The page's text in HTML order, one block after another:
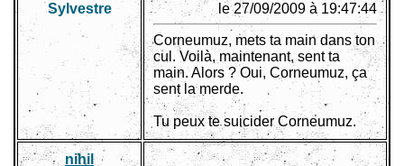
Sylvestre le 27/09/2009 à 19:47:44
Corneumuz, mets ta main dans ton
cul. Voilà, maintenant, sent ta
main. Alors ? Oui, Corneumuz, ça
sent la merde.
Tu peux te suicider Corneumuz.
nihil